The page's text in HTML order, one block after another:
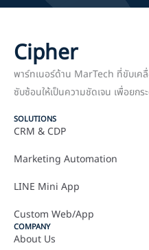
Cipher
พาร์ทเนอร์ด้าน MarTech ที่ขับเค
ซับซ้อนให้เป็นความชัดเจน เพื่อยก
SOLUTIONS
CRM & CDP
Marketing Automation
LINE Mini App
Custom Web/App
COMPANY
About Us